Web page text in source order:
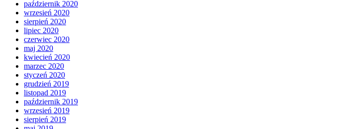
październik 2020
wrzesień 2020
sierpień 2020
lipiec 2020
czerwiec 2020
maj 2020
kwiecień 2020
marzec 2020
styczeń 2020
grudzień 2019
listopad 2019
październik 2019
wrzesień 2019
sierpień 2019